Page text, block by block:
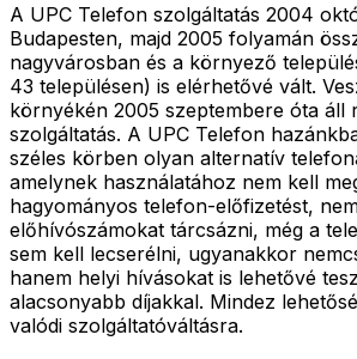
A UPC Telefon szolgáltatás 2004
Budapesten, majd 2005 folyamán
nagyvárosban és a környező
43 településen) is elérhetővé vált.
környékén 2005 szeptembere óta áll
szolgáltatás. A UPC Telefon
széles körben olyan alternatív
amelynek használatához nem kell
hagyományos telefon-előfizetést,
előhívószámokat tárcsázni, még a
sem kell lecserélni, ugyanakkor
hanem helyi hívásokat is lehetővé
alacsonyabb díjakkal. Mindez
valódi szolgáltatóváltásra.